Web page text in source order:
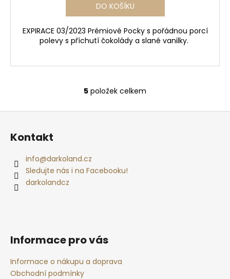
DO KOŠÍKU
EXPIRACE 03/2023 Prémiové Pocky s pořádnou porcí
polevy s příchutí čokolády a slané vanilky.
O
v
c
í
p
5 položek celkem
Z
Kontakt
info@darkoland.cz
Sledujte nás i na Facebooku!
darkolandcz
Informace pro vás
Informace o nákupu a doprava
Obchodní podmínky